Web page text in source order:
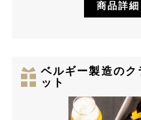
商品詳
ベルギー製造のク
ット